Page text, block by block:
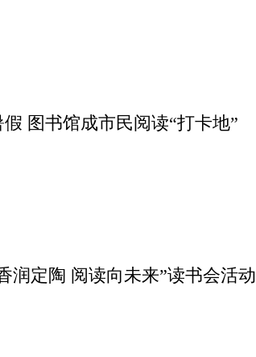
图书馆成市民阅读“打卡地”
润定陶 阅读向未来”读书会活动